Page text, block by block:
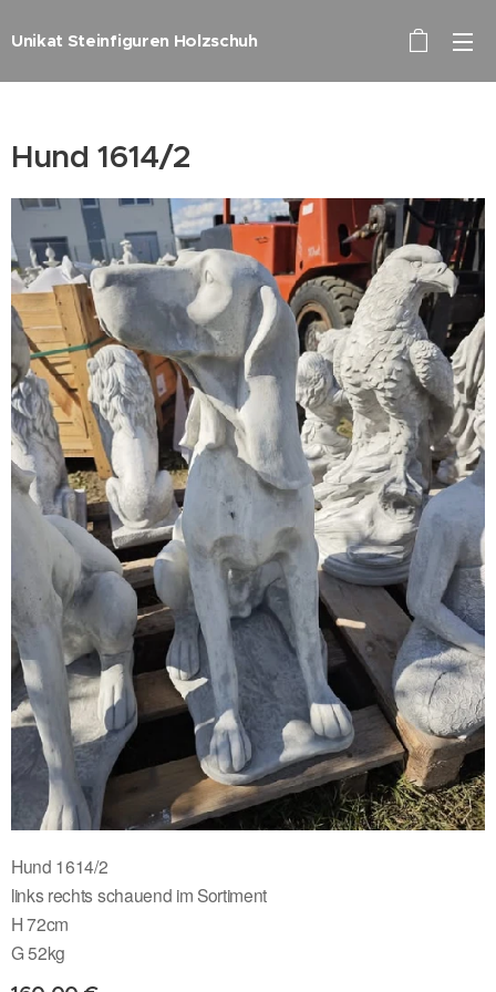
Unikat Steinfiguren Holzschuh
Hund 1614/2
Hund 1614/2
links rechts schauend im Sortiment
H 72cm
G 52kg